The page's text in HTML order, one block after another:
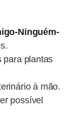
Ninguém-
para plantas
à mão.
possível